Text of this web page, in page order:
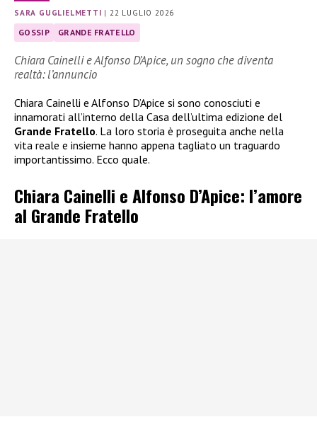
SARA GUGLIELMETTI | 22 LUGLIO 2026
GOSSIP GRANDE FRATELLO
Chiara Cainelli e Alfonso D’Apice, un sogno che diventa
realtà: l’annuncio
Chiara Cainelli e Alfonso D’Apice si sono conosciuti e
innamorati all’interno della Casa dell’ultima edizione del
Grande Fratello. La loro storia è proseguita anche nella
vita reale e insieme hanno appena tagliato un traguardo
importantissimo. Ecco quale.
Chiara Cainelli e Alfonso D’Apice: l’amore
al Grande Fratello